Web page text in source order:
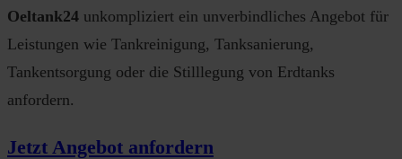
Oeltank24 unkompliziert ein unverbindliches Angebot für
Leistungen wie Tankreinigung, Tanksanierung,
Tankentsorgung oder die Stilllegung von Erdtanks
anfordern.
Jetzt Angebot anfordern